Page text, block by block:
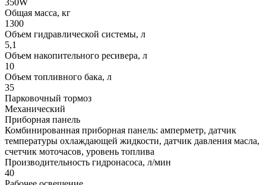
Общая масса, кг
1300
Объем гидравлической системы, л
5,1
Объем накопительного ресивера, л
10
Объем топливного бака, л
35
Парковочный тормоз
Механический
Приборная панель
Комбинированная приборная панель: амперметр, датчик
температуры охлаждающей жидкости, датчик давления масла,
счетчик моточасов, уровень топлива
Производительность гидронасоса, л/мин
40